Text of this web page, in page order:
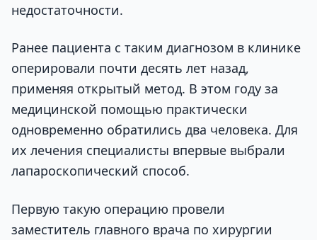
недостаточности.
Ранее пациента с таким диагнозом в клинике
оперировали почти десять лет назад,
применяя открытый метод. В этом году за
медицинской помощью практически
одновременно обратились два человека. Для
их лечения специалисты впервые выбрали
лапароскопический способ.
Первую такую операцию провели
заместитель главного врача по хирургии